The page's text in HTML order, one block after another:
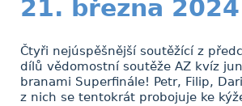
21. března 2024
Čtyři nejúspěšnější soutěžící z
dílů vědomostní soutěže AZ kvíz
branami Superfinále! Petr, Filip,
z nich se tentokrát probojuje ke